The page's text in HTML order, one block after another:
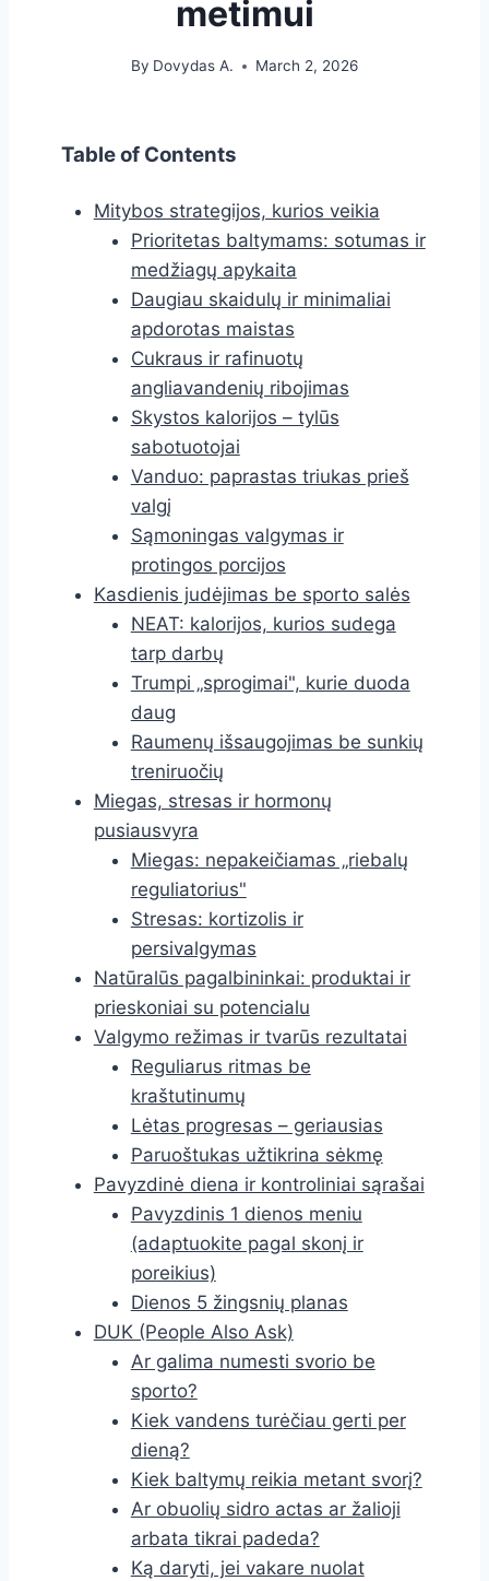
metimui
By Dovydas A. March 2, 2026
Table of Contents
Mitybos strategijos, kurios veikia
Prioritetas baltymams: sotumas ir
medžiagų apykaita
Daugiau skaidulų ir minimaliai
apdorotas maistas
Cukraus ir rafinuotų
angliavandenių ribojimas
Skystos kalorijos – tylūs
sabotuotojai
Vanduo: paprastas triukas prieš
valgį
Sąmoningas valgymas ir
protingos porcijos
Kasdienis judėjimas be sporto salės
NEAT: kalorijos, kurios sudega
tarp darbų
Trumpi „sprogimai", kurie duoda
daug
Raumenų išsaugojimas be sunkių
treniruočių
Miegas, stresas ir hormonų
pusiausvyra
Miegas: nepakeičiamas „riebalų
reguliatorius"
Stresas: kortizolis ir
persivalgymas
Natūralūs pagalbininkai: produktai ir
prieskoniai su potencialu
Valgymo režimas ir tvarūs rezultatai
Reguliarus ritmas be
kraštutinumų
Lėtas progresas – geriausias
Paruoštukas užtikrina sėkmę
Pavyzdinė diena ir kontroliniai sąrašai
Pavyzdinis 1 dienos meniu
(adaptuokite pagal skonį ir
poreikius)
Dienos 5 žingsnių planas
DUK (People Also Ask)
Ar galima numesti svorio be
sporto?
Kiek vandens turėčiau gerti per
dieną?
Kiek baltymų reikia metant svorį?
Ar obuolių sidro actas ar žalioji
arbata tikrai padeda?
Ką daryti, jei vakare nuolat